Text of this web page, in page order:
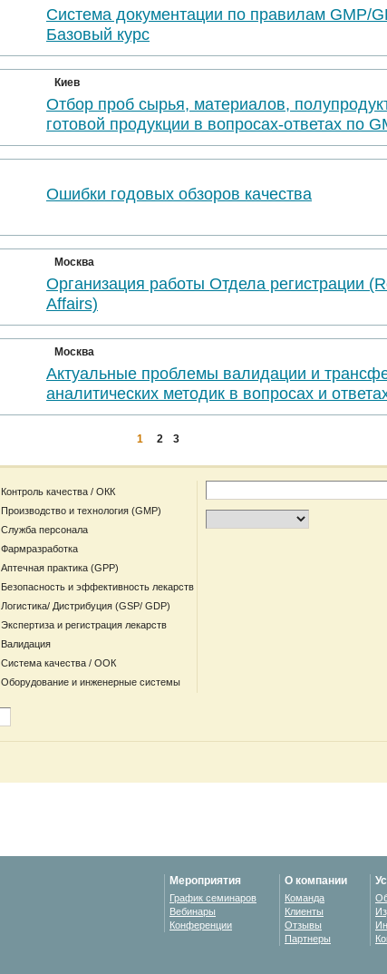
Система документации по правилам GMP/
Базовый курс
Киев
Отбор проб сырья, материалов,
готовой продукции в вопросах-ответах по
Ошибки годовых обзоров качества
Москва
Организация работы Отдела регистрации
Affairs)
Москва
Актуальные проблемы валидации и
аналитических методик в вопросах и
1 2 3
Контроль качества / ОКК
Производство и технология (GMP)
Служба персонала
Фармразработка
Аптечная практика (GPP)
Безопасность и эффективность лекарств
Логистика/ Дистрибуция (GSP/ GDP)
Экспертиза и регистрация лекарств
Валидация
Система качества / ООК
Оборудование и инженерные системы
Мероприятия
График семинаров
Вебинары
Конференции
О компании
Команда
Клиенты
Отзывы
Партнеры